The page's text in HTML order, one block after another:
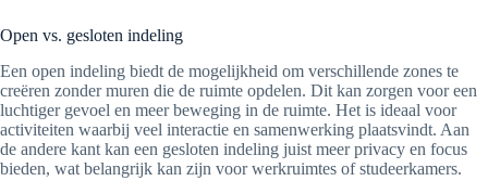
Open vs. gesloten indeling
Een open indeling biedt de mogelijkheid om verschillende zones te
creëren zonder muren die de ruimte opdelen. Dit kan zorgen voor een
luchtiger gevoel en meer beweging in de ruimte. Het is ideaal voor
activiteiten waarbij veel interactie en samenwerking plaatsvindt. Aan
de andere kant kan een gesloten indeling juist meer privacy en focus
bieden, wat belangrijk kan zijn voor werkruimtes of studeerkamers.